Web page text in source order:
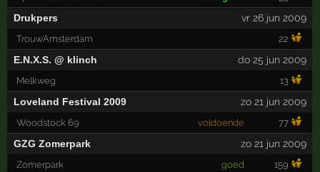
Drukpers vr 26 jun 2009
TrouwAmsterdam 22
E.N.X.S. @ klinch do 25 jun 2009
Melkweg 13
Loveland Festival 2009 zo 21 jun 2009
Woodstock 69 voldoende 77
GZG Zomerpark zo 21 jun 2009
Zomerpark goed 159